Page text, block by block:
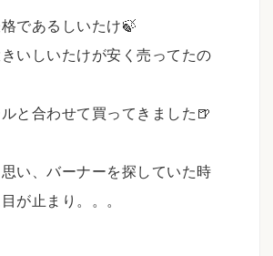
であるしいたけ🍃
いしいたけが安く売ってたの
と合わせて買ってきました🍺
い、バーナーを探していた時
が止まり。。。